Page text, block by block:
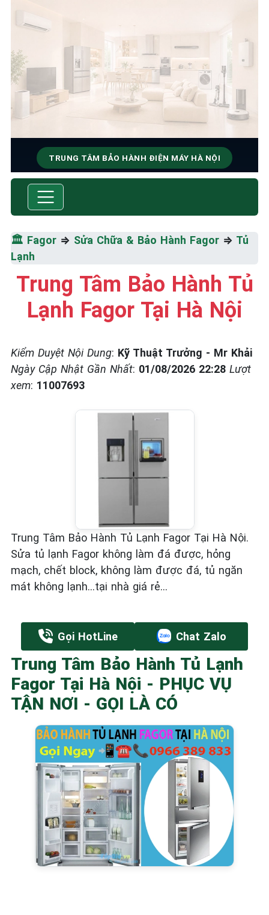
TRUNG TÂM BẢO HÀNH ĐIỆN MÁY HÀ NỘI
SỬA CHỮA & BẢO HÀNH
Thiểu
☎️ 09.86.85.89.22
🏛️ Fagor ⇒ Sửa Chữa & Bảo Hành Fagor ⇒ Tủ
Lạnh
Trung Tâm Bảo Hành Tủ
Lạnh Fagor Tại Hà Nội
Kiểm Duyệt Nội Dung: Kỹ Thuật Trưởng - Mr Khải
Ngày Cập Nhật Gần Nhất: 01/08/2026 22:28 Lượt
xem: 11007693
Trung Tâm Bảo Hành Tủ Lạnh Fagor Tại Hà Nội.
Sửa tủ lạnh Fagor không làm đá được, hỏng
mạch, chết block, không làm được đá, tủ ngăn
mát không lạnh...tại nhà giá rẻ...
Gọi HotLine Chat Zalo
Trung Tâm Bảo Hành Tủ Lạnh
Fagor Tại Hà Nội - PHỤC VỤ
TẬN NƠI - GỌI LÀ CÓ